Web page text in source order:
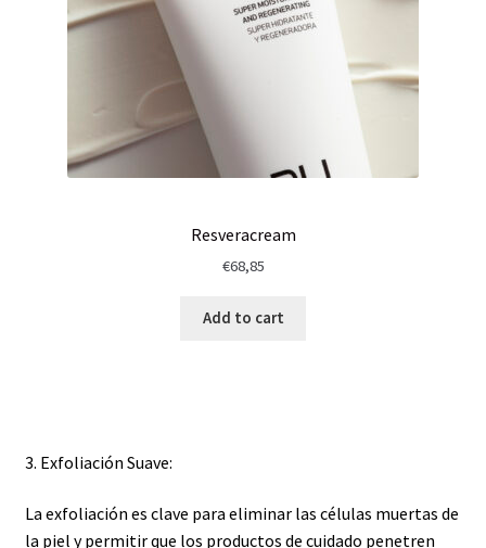
Resveracream
€68,85
Add to cart
3. Exfoliación Suave:
La exfoliación es clave para eliminar las células muertas de
la piel y permitir que los productos de cuidado penetren